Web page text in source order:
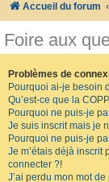
Accueil du forum
Foire aux
Problèmes de
Pourquoi ai-je besoin
Qu’est-ce que la
Pourquoi ne puis-je
Je suis inscrit mais je
Pourquoi ne puis-je
Je m’étais déjà inscrit
connecter ?!
J’ai perdu mon mot de